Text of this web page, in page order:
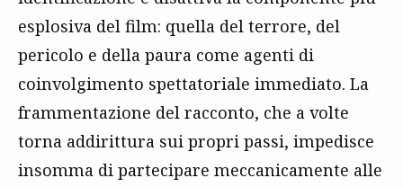
esplosiva del film: quella del terrore, del
pericolo e della paura come agenti di
coinvolgimento spettatoriale immediato. La
frammentazione del racconto, che a volte
torna addirittura sui propri passi, impedisce
insomma di partecipare meccanicamente alle